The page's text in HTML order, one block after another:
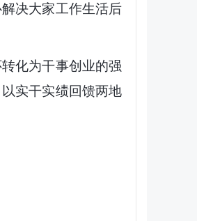
决大家工作生活后
化为干事创业的强
实干实绩回馈两地